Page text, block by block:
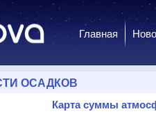
Главная
ОСАДКОВ
Карта суммы